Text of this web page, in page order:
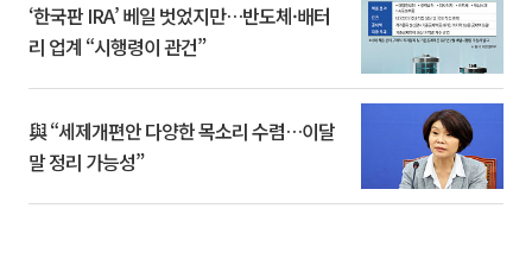
‘한국판 IRA’ 베일 벗었지만…반도체·배터
리 업계 “시행령이 관건”
與 “세제개편안 다양한 목소리 수렴…이달
말 정리 가능성”